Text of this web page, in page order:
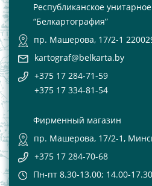
Республиканское
“Белкартография”
пр. Машерова, 17/2-1
kartograf@belkarta.by
+375 17 284-71-59
+375 17 334-81-54
Фирменный магазин
пр. Машерова, 17/2-1,
+375 17 284-70-68
Пн-пт 8.30-13.00; 14.00-17.30